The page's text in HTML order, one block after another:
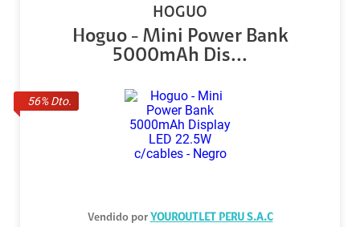
56% Dto.
HOGUO
Hoguo - Mini Power Bank
5000mAh Dis...
Vendido por YOUROUTLET PERU S.A.C